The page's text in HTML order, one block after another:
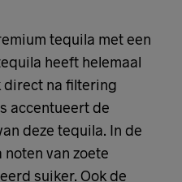
tequila met een
heeft helemaal
direct na filtering
accentueert de
deze tequila. In de
van zoete
suiker. Ook de